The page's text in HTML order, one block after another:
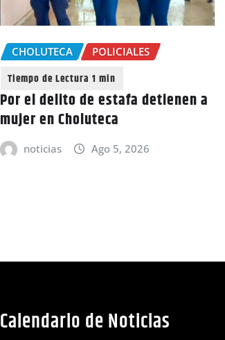
CHOLUTECA POLICIALES
Por el delito de estafa detienen a
mujer en Choluteca
noticias Ago 5, 2026
Calendario de Noticias